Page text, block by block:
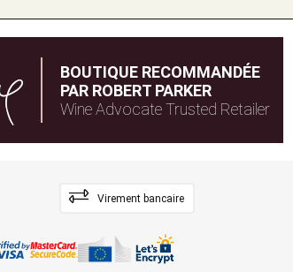
BOUTIQUE RECOMMANDÉE
PAR ROBERT PARKER
Wine Advocate Trusted Retailer
Virement bancaire